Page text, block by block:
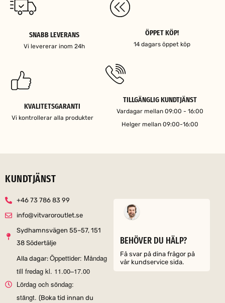
SNABB LEVERANS
Vi levererar inom 24h
ÖPPET KÖP!
14 dagars öppet köp
KVALITETSGARANTI
Vi kontrollerar alla produkter
TILLGÄNGLIG KUNDTJÄNST
Vardagar mellan 09:00 - 16:00
Helger mellan 09:00-16:00
KUNDTJÄNST
+46 73 786 83 99
info@vitvaroroutlet.se
Sydhamnsvägen 55–57, 151
38 Södertälje
Alla dagar: Öppettider: Måndag
till fredag kl. 11.00–17.00
Lördag och söndag:
stängt. (Boka tid innan du
BEHÖVER DU HÄLP?
Få svar på dina frågor på
vår kundservice sida.